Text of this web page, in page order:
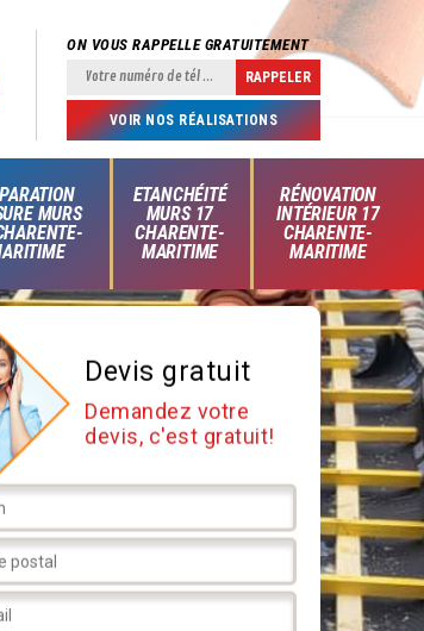
ON VOUS RAPPELLE GRATUITEMENT
VOIR NOS RÉALISATIONS
MURS
ETANCHÉITÉ
MURS 17
CHARENTE-
MARITIME
RÉNOVATION
INTÉRIEUR 17
CHARENTE-
MARITIME
Devis gratuit
Demandez votre
devis, c'est gratuit!